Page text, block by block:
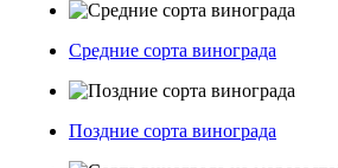
Средние сорта винограда
Поздние сорта винограда